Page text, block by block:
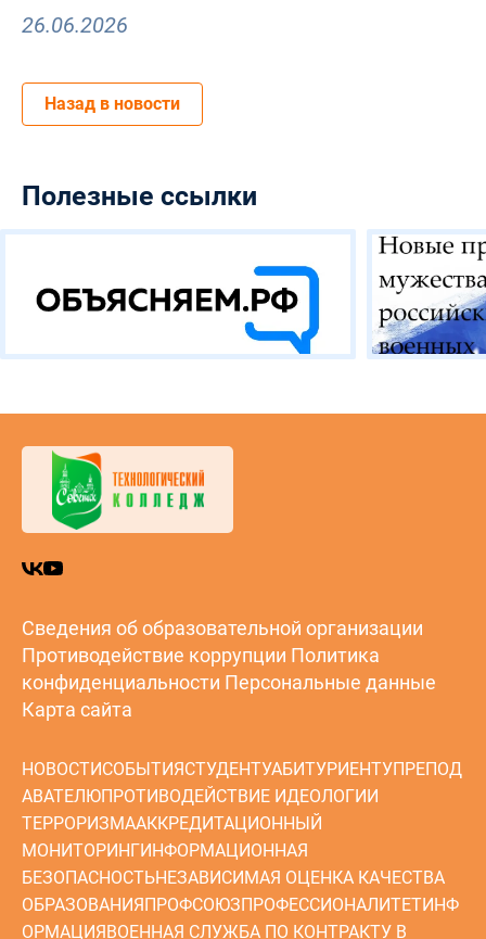
26.06.2026
Назад в новости
Полезные ссылки
Сведения об образовательной организации
Противодействие коррупции Политика
конфиденциальности Персональные данные
Карта сайта
НОВОСТИСОБЫТИЯСТУДЕНТУАБИТУРИЕНТУПРЕПОД
АВАТЕЛЮПРОТИВОДЕЙСТВИЕ ИДЕОЛОГИИ
ТЕРРОРИЗМААККРЕДИТАЦИОННЫЙ
МОНИТОРИНГИНФОРМАЦИОННАЯ
БЕЗОПАСНОСТЬНЕЗАВИСИМАЯ ОЦЕНКА КАЧЕСТВА
ОБРАЗОВАНИЯПРОФСОЮЗПРОФЕССИОНАЛИТЕТИНФ
ОРМАЦИЯВОЕННАЯ СЛУЖБА ПО КОНТРАКТУ В